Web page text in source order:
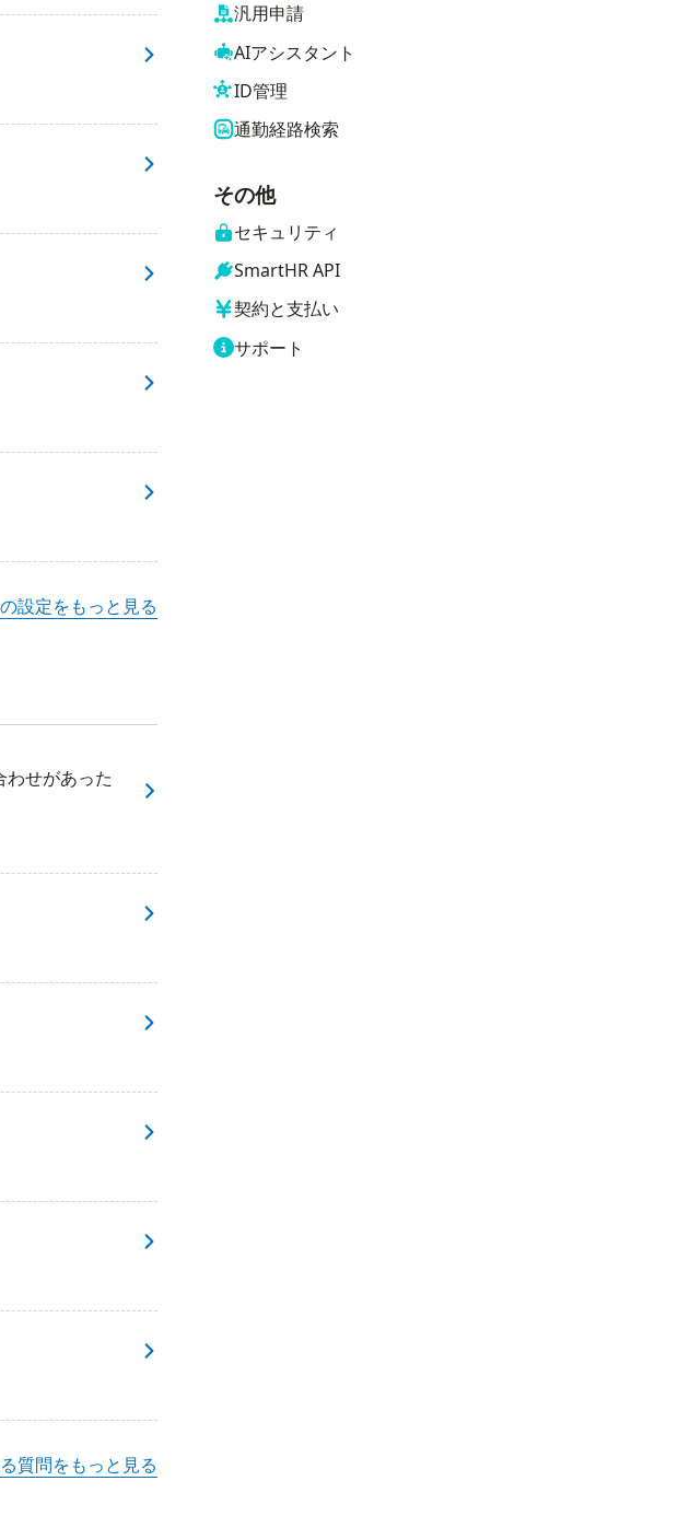
設定をもっと見る
わせがあった
質問をもっと見る
汎用申請
AIアシスタント
ID管理
通勤経路検索
その他
セキュリティ
SmartHR API
契約と支払い
サポート